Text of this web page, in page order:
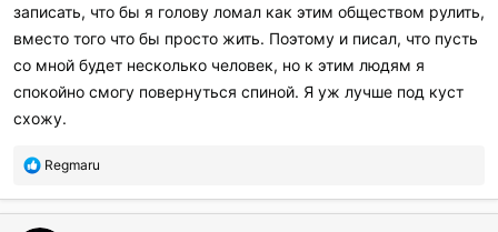
записать, что бы я голову ломал как этим обществом рулить,
вместо того что бы просто жить. Поэтому и писал, что пусть
со мной будет несколько человек, но к этим людям я
спокойно смогу повернуться спиной. Я уж лучше под куст
схожу.
П
б
Regmaru